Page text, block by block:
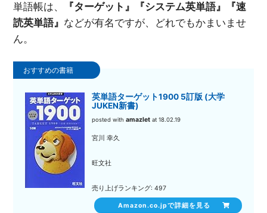
単語帳は、
『ターゲット』『システム英単語』『速
読英単語』 などが有名ですが、どれでもかまいませ
ん。
英単語ターゲット1900 5訂版 (大学
JUKEN新書)
posted withamazlet at 18.02.19
宮川 幸久
旺文社
売り上げランキング: 497
Amazon.co.jpで詳細を見る